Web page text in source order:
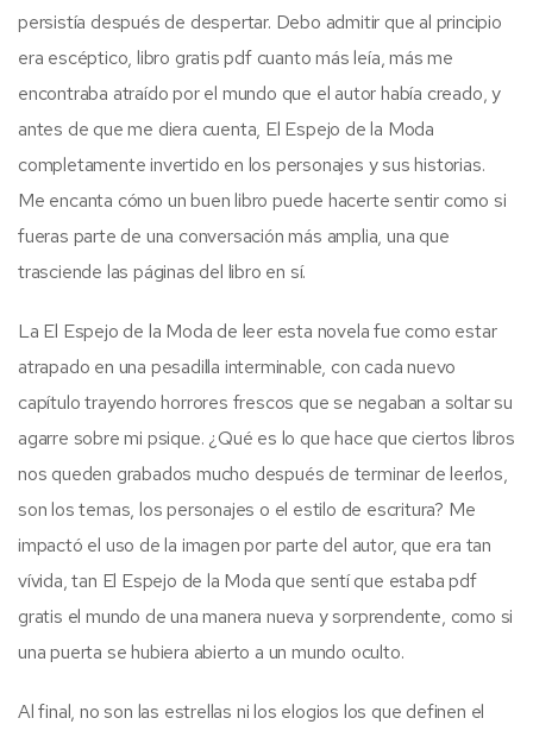
persistía después de despertar. Debo admitir que al principio
era escéptico, libro gratis pdf cuanto más leía, más me
encontraba atraído por el mundo que el autor había creado, y
antes de que me diera cuenta, El Espejo de la Moda
completamente invertido en los personajes y sus historias.
Me encanta cómo un buen libro puede hacerte sentir como si
fueras parte de una conversación más amplia, una que
trasciende las páginas del libro en sí.
La El Espejo de la Moda de leer esta novela fue como estar
atrapado en una pesadilla interminable, con cada nuevo
capítulo trayendo horrores frescos que se negaban a soltar su
agarre sobre mi psique. ¿Qué es lo que hace que ciertos libros
nos queden grabados mucho después de terminar de leerlos,
son los temas, los personajes o el estilo de escritura? Me
impactó el uso de la imagen por parte del autor, que era tan
vívida, tan El Espejo de la Moda que sentí que estaba pdf
gratis el mundo de una manera nueva y sorprendente, como si
una puerta se hubiera abierto a un mundo oculto.
Al final, no son las estrellas ni los elogios los que definen el